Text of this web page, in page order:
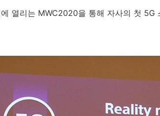
열리는 MWC2020을 통해 자사의 첫 5G